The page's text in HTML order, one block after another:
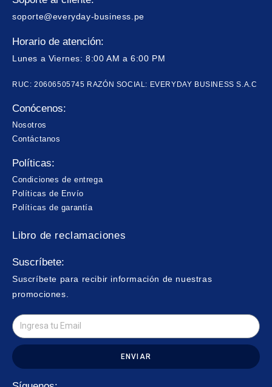
soporte@everyday-business.pe
Horario de atención:
Lunes a Viernes: 8:00 AM a 6:00 PM
RUC: 20606505745 RAZÓN SOCIAL: EVERYDAY BUSINESS S.A.C
Conócenos:
Nosotros
Contáctanos
Políticas:
Condiciones de entrega
Políticas de Envío
Políticas de garantía
Libro de reclamaciones
Suscríbete:
Suscríbete para recibir información de nuestras
promociones.
ENVIAR